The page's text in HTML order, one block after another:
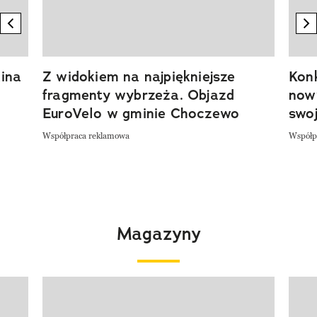
previous element
Z widokiem na najpiękniejsze
fragmenty wybrzeża. Objazd
EuroVelo w gminie Choczewo
Współpraca reklamowa
Magazyny